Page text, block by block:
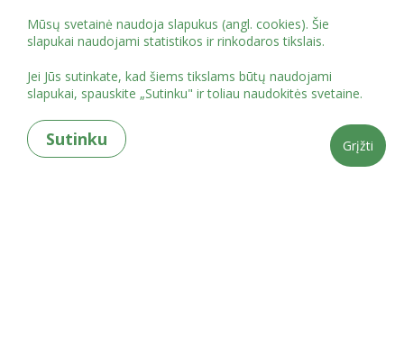
Grįžti
Mūsų svetainė naudoja slapukus (angl. cookies). Šie
slapukai naudojami statistikos ir rinkodaros tikslais.
Jei Jūs sutinkate, kad šiems tikslams būtų naudojami
slapukai, spauskite „Sutinku" ir toliau naudokitės svetaine.
Sutinku